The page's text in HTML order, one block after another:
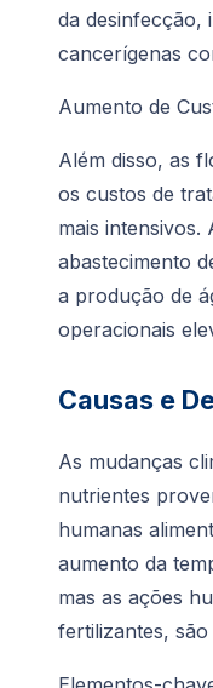
da desinfecção,
cancerígenas
Aumento de
Além disso, as
os custos de
mais intensivos.
abastecimento
a produção de
operacionais
Causas e
As mudanças
nutrientes
humanas
aumento da
mas as ações
fertilizantes,